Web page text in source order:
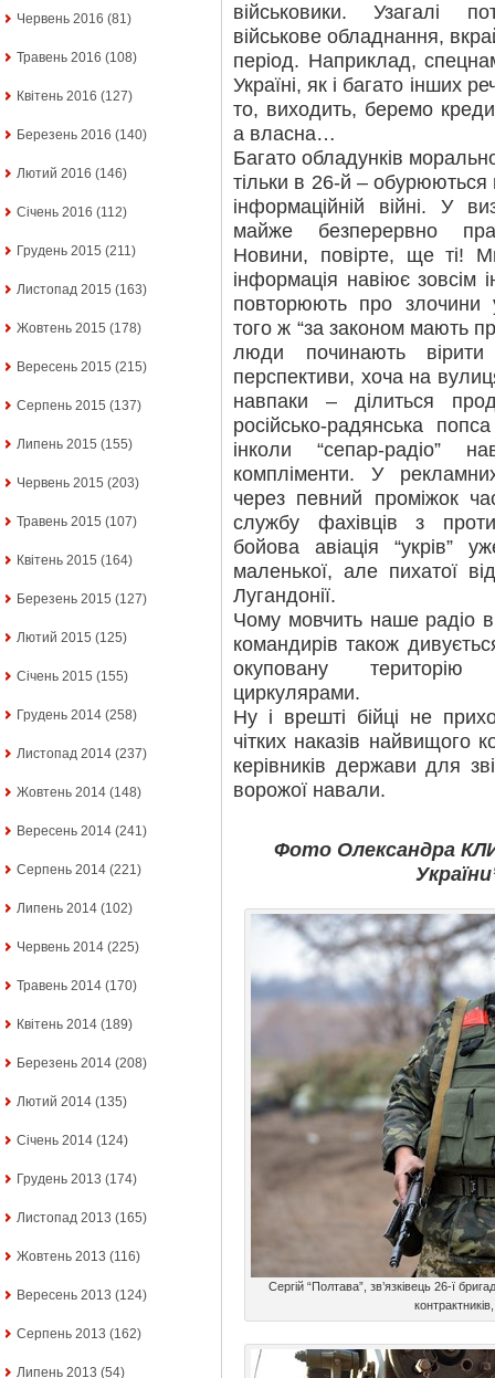
Червень 2016 (81)
Травень 2016 (108)
Квітень 2016 (127)
Березень 2016 (140)
Лютий 2016 (146)
Січень 2016 (112)
Грудень 2015 (211)
Листопад 2015 (163)
Жовтень 2015 (178)
Вересень 2015 (215)
Серпень 2015 (137)
Липень 2015 (155)
Червень 2015 (203)
Травень 2015 (107)
Квітень 2015 (164)
Березень 2015 (127)
Лютий 2015 (125)
Січень 2015 (155)
Грудень 2014 (258)
Листопад 2014 (237)
Жовтень 2014 (148)
Вересень 2014 (241)
Серпень 2014 (221)
Липень 2014 (102)
Червень 2014 (225)
Травень 2014 (170)
Квітень 2014 (189)
Березень 2014 (208)
Лютий 2014 (135)
Січень 2014 (124)
Грудень 2013 (174)
Листопад 2013 (165)
Жовтень 2013 (116)
Вересень 2013 (124)
Серпень 2013 (162)
Липень 2013 (54)
військовики. Узагалі
військове обладнання,
період. Наприклад,
Україні, як і багато інших
то, виходить, беремо
а власна…
Багато обладунків
тільки в 26-й – обурюються
інформаційній війні. У
майже безперервно
Новини, повірте, ще ті!
інформація навіює зовсім
повторюють про злочини
того ж “за законом мають
люди починають
перспективи, хоча на
навпаки – ділиться
російсько-радянська
інколи “сепар-радіо”
компліменти. У
через певний проміжок
службу фахівців з
бойова авіація “укрів”
маленької, але пихатої
Лугандонії.
Чому мовчить наше радіо
командирів також
окуповану територію
циркулярами.
Ну і врешті бійці не
чітких наказів найвищого
керівників держави для
ворожої навали.
Фото Олександра
Сергій “Полтава”, зв’язківець 26-ї